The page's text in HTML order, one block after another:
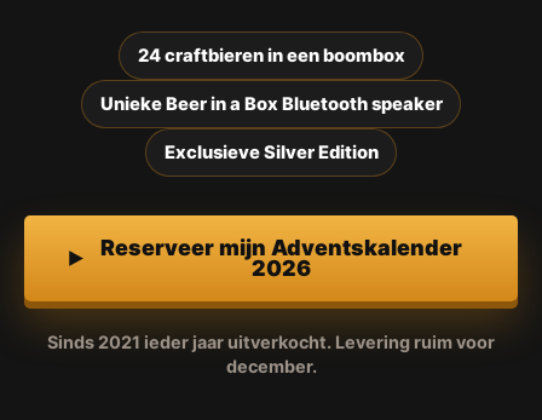
24 craftbieren in een boombox
Unieke Beer in a Box Bluetooth speaker
Exclusieve Silver Edition
Reserveer mijn Adventskalender
2026
Sinds 2021 ieder jaar uitverkocht. Levering ruim voor
december.